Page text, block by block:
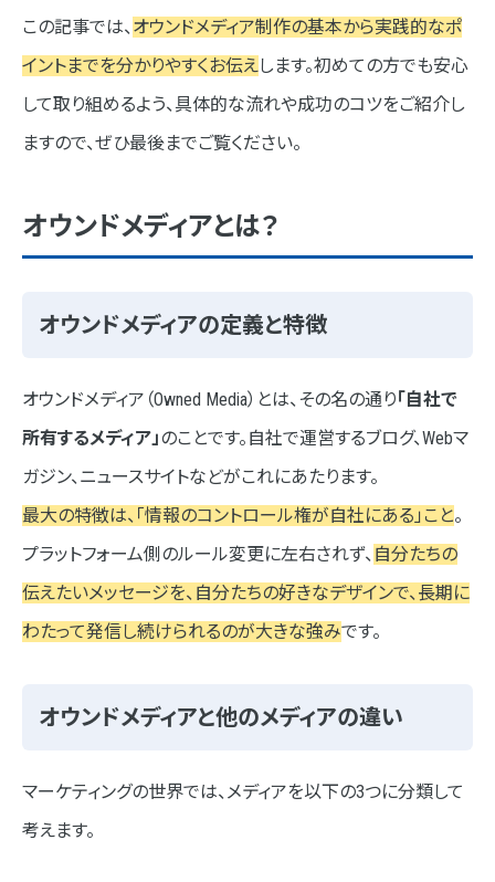
STEP3 サイト設計とデザイン
オウンドメディア制作会社の選び方
②コミュニケーションの質
オウンドメディアの運用と改善について
コンテンツの更新と改善
ネオインデックスのオウンドメディア制作実績
PFP様
この記事では、オウンドメディア制作の基本から実践的なポ
イントまでを分かりやすくお伝えします。初めての方でも安心
して取り組めるよう、具体的な流れや成功のコツをご紹介し
ますので、ぜひ最後までご覧ください。
オウンドメディアとは？
オウンドメディアの定義と特徴
オウンドメディア（Owned Media）とは、その名の通り「自社で
所有するメディア」 のことです。自社で運営するブログ、Webマ
ガジン、ニュースサイトなどがこれにあたります。
最大の特徴は、「情報のコントロール権が自社にある」こと。
プラットフォーム側のルール変更に左右されず、 自分たちの
伝えたいメッセージを、自分たちの好きなデザインで、長期に
わたって発信し続けられるのが大きな強みです。
オウンドメディアと他のメディアの違い
マーケティングの世界では、メディアを以下の3つに分類して
考えます。